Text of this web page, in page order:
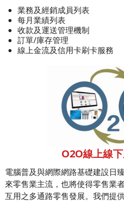
業務及經銷成員列表
每月業績列表
收款及運送管理機制
訂單/庫存管理
線上金流及信用卡刷卡服務
O2O線上線
電腦普及與網際網路基礎建設日
來零售業主流，也將使得零售業
互用之多通路零售發展。我們提